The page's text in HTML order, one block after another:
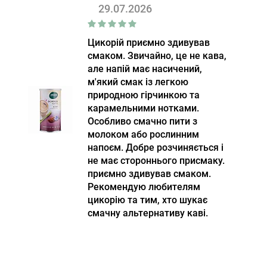
29.07.2026
Цикорій приємно здивував
смаком. Звичайно, це не кава,
але напій має насичений,
м'який смак із легкою
природною гірчинкою та
карамельними нотками.
Особливо смачно пити з
молоком або рослинним
напоєм. Добре розчиняється і
не має стороннього присмаку.
приємно здивував смаком.
Рекомендую любителям
цикорію та тим, хто шукає
смачну альтернативу каві.